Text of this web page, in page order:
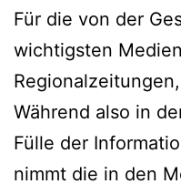
Für die von der
wichtigsten
Während also in
Fülle der
nimmt die in den